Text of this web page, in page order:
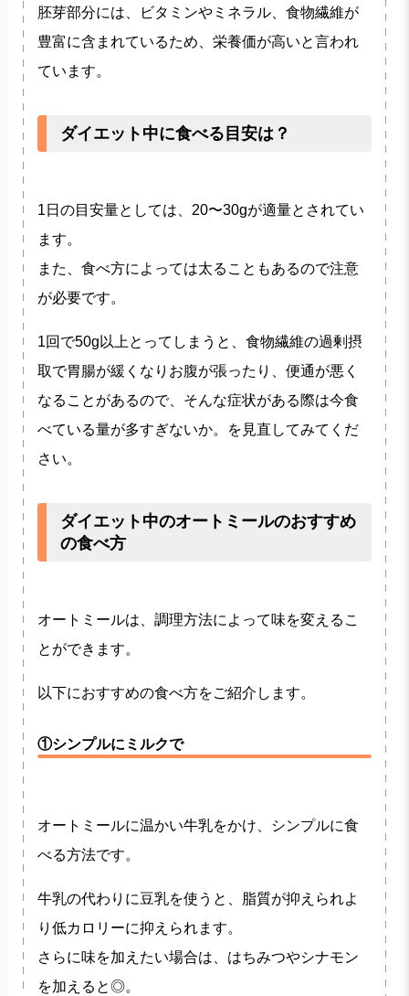
胚芽部分には、ビタミンやミネラル、食物繊維が
豊富に含まれているため、栄養価が高いと言われ
ています。
ダイエット中に食べる目安は？
1日の目安量としては、20〜30gが適量とされてい
ます。
また、食べ方によっては太ることもあるので注意
が必要です。
1回で50g以上とってしまうと、食物繊維の過剰摂
取で胃腸が緩くなりお腹が張ったり、便通が悪く
なることがあるので、そんな症状がある際は今食
べている量が多すぎないか。を見直してみてくだ
さい。
ダイエット中のオートミールのおすすめ
の食べ方
オートミールは、調理方法によって味を変えるこ
とができます。
以下におすすめの食べ方をご紹介します。
①シンプルにミルクで
オートミールに温かい牛乳をかけ、シンプルに食
べる方法です。
牛乳の代わりに豆乳を使うと、脂質が抑えられよ
り低カロリーに抑えられます。
さらに味を加えたい場合は、はちみつやシナモン
を加えると◎。